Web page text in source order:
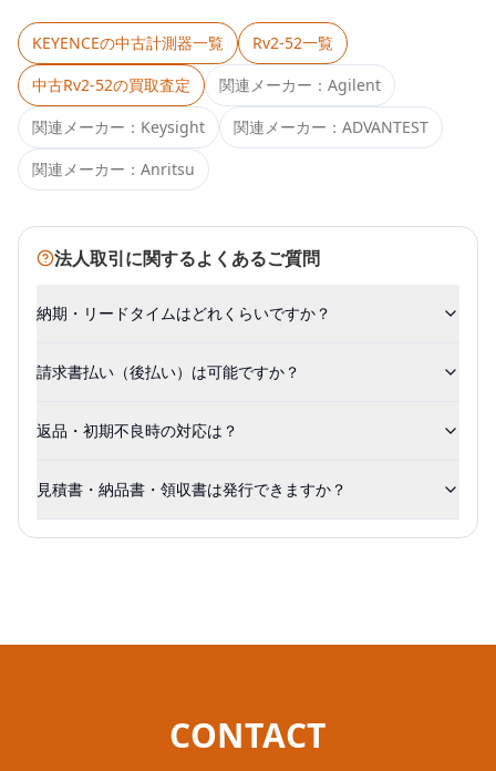
KEYENCEの中古計測器一覧 Rv2-52一覧
中古Rv2-52の買取査定 関連メーカー： Agilent
関連メーカー： Keysight 関連メーカー： ADVANTEST
関連メーカー： Anritsu
法人取引に関するよくあるご質問
納期・リードタイムはどれくらいですか？
請求書払い（後払い）は可能ですか？
返品・初期不良時の対応は？
見積書・納品書・領収書は発行できますか？
CONTACT